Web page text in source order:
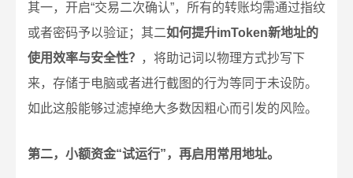
其一，开启“交易二次确认”，所有的转账均需通过指纹
或者密码予以验证；其二如何提升imToken新地址的
使用效率与安全性？ ，将助记词以物理方式抄写下
来，存储于电脑或者进行截图的行为等同于未设防。
如此这般能够过滤掉绝大多数因粗心而引发的风险。
第二，小额资金“试运行”，再启用常用地址。